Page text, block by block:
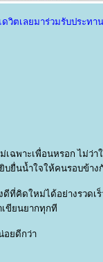
ดวิตเลยมาร่วมรับประทา
ฉพาะเพื่อนหรอก ไม่ว่า
บยื่นน้ำใจให้คนรอบข้าง
ที่คิดใหม่ได้อย่างรวดเ
เขียนยากทุกที
อยดีกว่า